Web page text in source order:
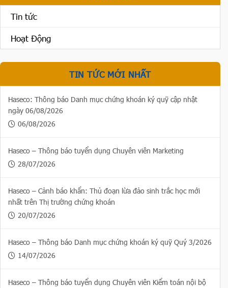
Tin tức
Hoạt Động
TIN TỨC MỚI NHẤT
Haseco: Thông báo Danh mục chứng khoán ký quỹ cập nhật
ngày 06/08/2026
06/08/2026
Haseco – Thông báo tuyển dụng Chuyên viên Marketing
28/07/2026
Haseco – Cảnh báo khẩn: Thủ đoạn lừa đảo sinh trắc học mới
nhất trên Thị trường chứng khoán
20/07/2026
Haseco – Thông báo Danh mục chứng khoán ký quỹ Quý 3/2026
14/07/2026
Haseco – Thông báo tuyển dụng Chuyên viên Kiểm toán nội bộ